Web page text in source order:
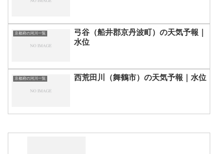
京都府の河川一覧
弓谷（船井郡京丹波町）の天気予報｜
水位
京都府の河川一覧 西荒田川（舞鶴市）の天気予報｜水位